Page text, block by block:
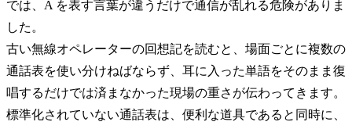
では、A を表す言葉が違うだけで通信が乱れる危険がありま
した。
古い無線オペレーターの回想記を読むと、場面ごとに複数の
通話表を使い分けねばならず、耳に入った単語をそのまま復
唱するだけでは済まなかった現場の重さが伝わってきます。
標準化されていない通話表は、便利な道具であると同時に、